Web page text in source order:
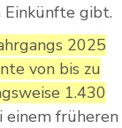
Einkünfte gibt.
2025
von bis zu
1.430
einem früheren